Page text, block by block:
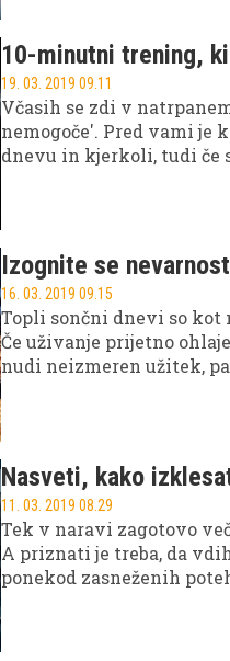
10-minutni trening,
19. 03. 2019 09.11
Včasih se zdi v
nemogoče'. Pred vami
dnevu in kjerkoli, tudi če
Izognite se
16. 03. 2019 09.15
Topli sončni dnevi so
Če uživanje prijetno
nudi neizmeren užitek,
Nasveti, kako
11. 03. 2019 08.29
Tek v naravi zagotovo
A priznati je treba, da
ponekod zasneženih